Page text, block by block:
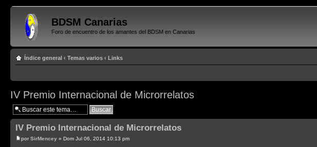
BDSM Canarias
Foro de encuentro de los amantes del BDSM en Canarias
Índice general ‹ Temas varios ‹ Links
IV Premio Internacional de Microrrelatos
IV Premio Internacional de Microrrelatos
porSirMencey » Dom Jul 06, 2014 10:13 pm